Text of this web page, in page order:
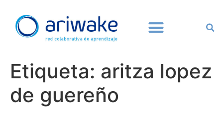
Etiqueta: aritza lopez
de guereño